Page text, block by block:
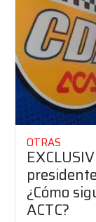
OTRAS
¿Cómo
ACTC?